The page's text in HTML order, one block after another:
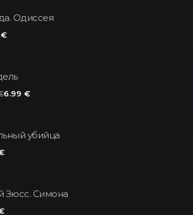
Одиссея
€
6.99 €
убийца
Зюсс. Симона